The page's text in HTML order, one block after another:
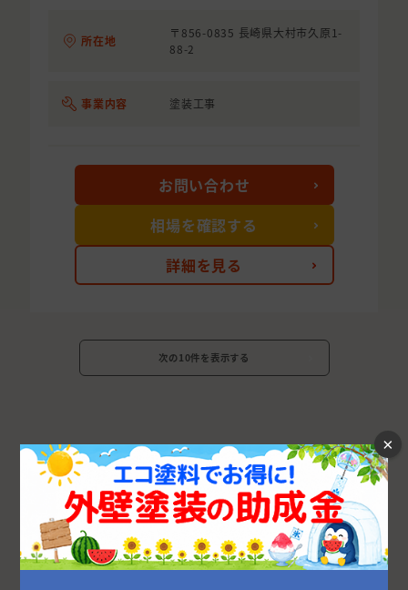
所在地
〒856-0835 長崎県大村市久原1-
88-2
事業内容 塗装工事
詳細を見る
お問い合わせ
相場を確認する
次の10件を表示する
長崎県の市区町村から外壁塗装業者を探す
長崎市 佐世保市 諫早市
大村市
西彼杵郡
雲仙市 島原市
南島原市
西海市
東彼杵郡 北松浦郡 松浦市
×